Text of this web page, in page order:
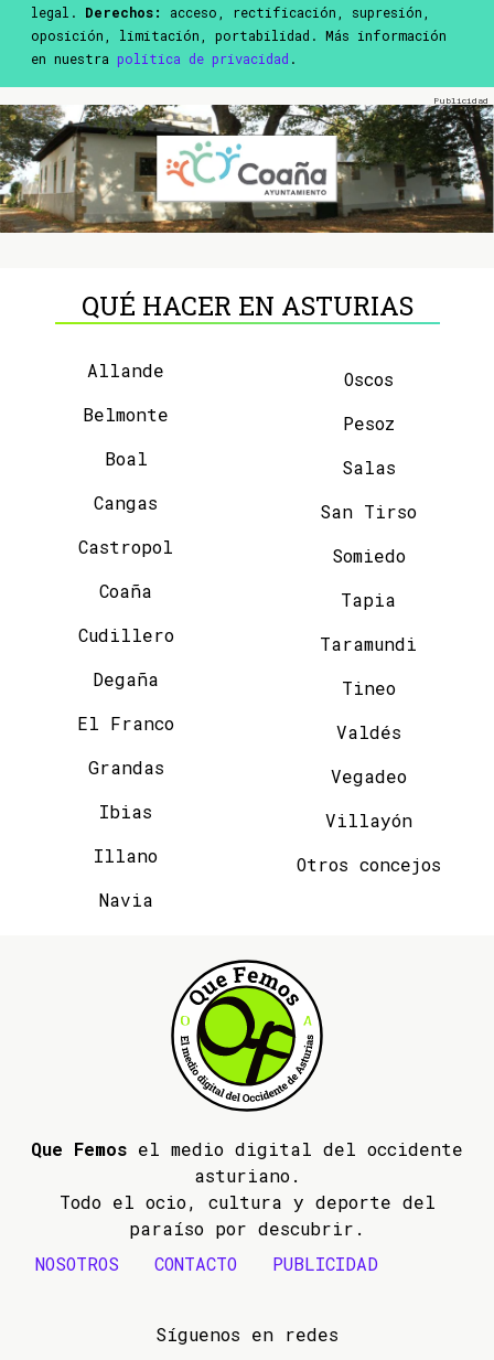
legal. Derechos:
acceso, rectificación, supresión,
oposición, limitación, portabilidad. Más información
en nuestra política de privacidad .
QUÉ HACER EN ASTURIAS
Allande
Belmonte
Boal
Cangas
Castropol
Coaña
Cudillero
Degaña
El Franco
Grandas
Ibias
Illano
Navia
Oscos
Pesoz
Salas
San Tirso
Somiedo
Tapia
Taramundi
Tineo
Valdés
Vegadeo
Villayón
Otros concejos
Que Femos el medio digital del occidente
asturiano.
Todo el ocio, cultura y deporte del
paraíso por descubrir.
NOSOTROS
CONTACTO PUBLICIDAD
Síguenos en redes